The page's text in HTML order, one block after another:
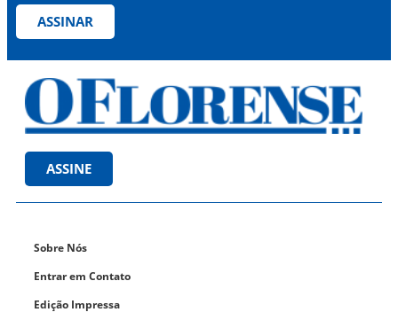
ASSINAR
ASSINE
Sobre Nós
Entrar em Contato
Edição Impressa